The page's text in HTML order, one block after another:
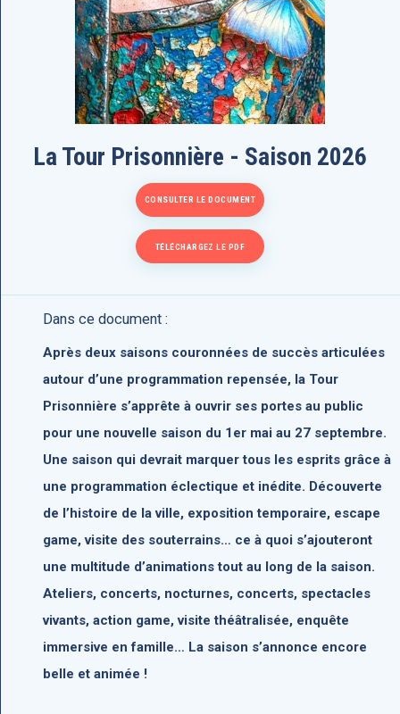
La Tour Prisonnière - Saison 2026
CONSULTER LE DOCUMENT
TÉLÉCHARGEZ LE PDF
Dans ce document :
Après deux saisons couronnées de succès articulées
autour d’une programmation repensée, la Tour
Prisonnière s’apprête à ouvrir ses portes au public
pour une nouvelle saison du 1er mai au 27 septembre.
Une saison qui devrait marquer tous les esprits grâce à
une programmation éclectique et inédite. Découverte
de l’histoire de la ville, exposition temporaire, escape
game, visite des souterrains… ce à quoi s’ajouteront
une multitude d’animations tout au long de la saison.
Ateliers, concerts, nocturnes, concerts, spectacles
vivants, action game, visite théâtralisée, enquête
immersive en famille… La saison s’annonce encore
belle et animée !